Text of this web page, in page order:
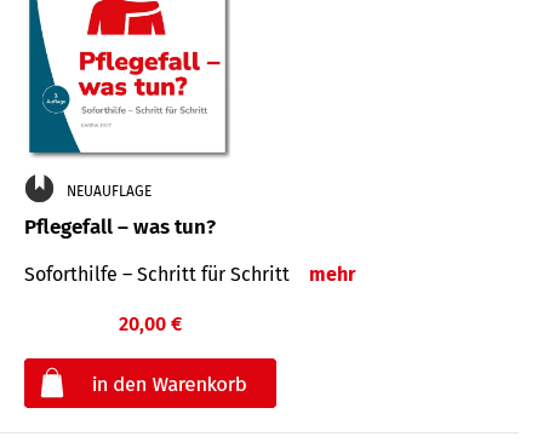
NEUAUFLAGE
Pflegefall – was tun?
Soforthilfe – Schritt für Schritt mehr
20,00 €